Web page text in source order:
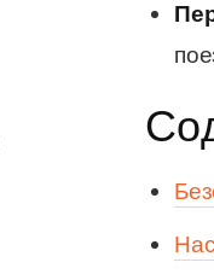
Ain Dubai (Non
(General
90 минут -